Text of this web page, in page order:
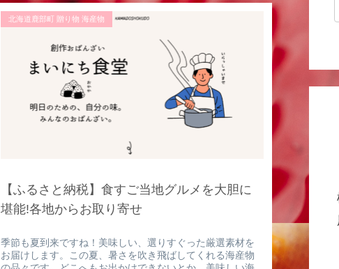
北海道鹿部町 贈り物 海産物
【ふるさと納税】食すご当地グルメを大胆に
堪能!各地からお取り寄せ
季節も夏到来ですね！美味しい、選りすぐった厳選素材を
お届けします。この夏、暑さを吹き飛ばしてくれる海産物